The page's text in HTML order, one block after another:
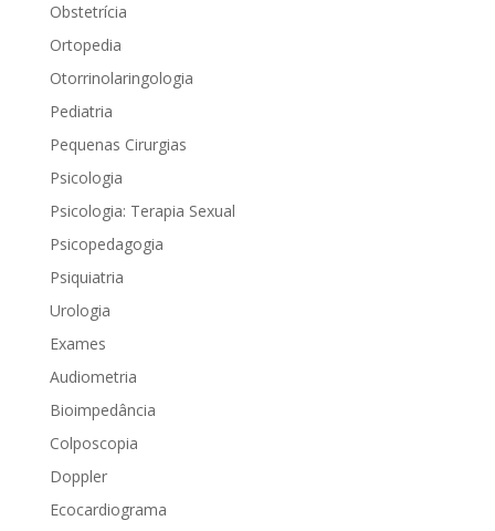
Obstetrícia
Ortopedia
Otorrinolaringologia
Pediatria
Pequenas Cirurgias
Psicologia
Psicologia: Terapia Sexual
Psicopedagogia
Psiquiatria
Urologia
Exames
Audiometria
Bioimpedância
Colposcopia
Doppler
Ecocardiograma